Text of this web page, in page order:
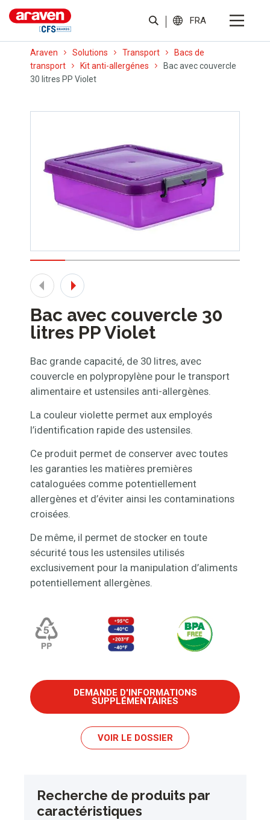
FRA
Araven Solutions Transport
Bacs de
transport
Kit anti-allergénes
Bac avec couvercle
30 litres PP Violet
Bac avec couvercle 30
litres PP Violet
Bac grande capacité, de 30 litres, avec
couvercle en polypropylène pour le transport
alimentaire et ustensiles anti-allergènes.
La couleur violette permet aux employés
l’identification rapide des ustensiles.
Ce produit permet de conserver avec toutes
les garanties les matières premières
cataloguées comme potentiellement
allergènes et d’éviter ainsi les contaminations
croisées.
De même, il permet de stocker en toute
sécurité tous les ustensiles utilisés
exclusivement pour la manipulation d’aliments
potentiellement allergènes.
DEMANDE D'INFORMATIONS
SUPPLÉMENTAIRES
VOIR LE DOSSIER
Recherche de produits par
caractéristiques